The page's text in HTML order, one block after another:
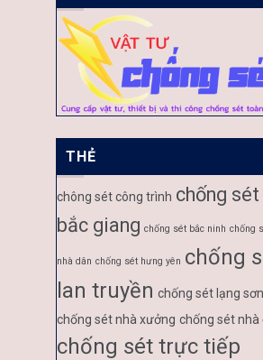
THẺ
chông sét công trình chống sét
bắc giang chống sét bắc ninh chống
nhà dân chống sét hưng yên chống
lan truyền chống sét lạng sơn
chống sét nhà xưởng chống sét nhà
chống sét trực tiếp